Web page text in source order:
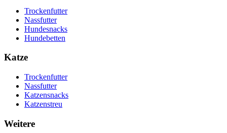
Trockenfutter
Nassfutter
Hundesnacks
Hundebetten
Katze
Trockenfutter
Nassfutter
Katzensnacks
Katzenstreu
Weitere